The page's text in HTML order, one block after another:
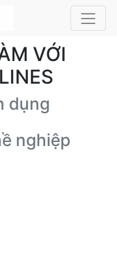
VỚI
dụng
nghiệp